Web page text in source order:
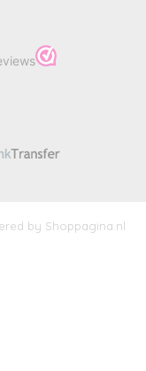
by Shoppagina.nl